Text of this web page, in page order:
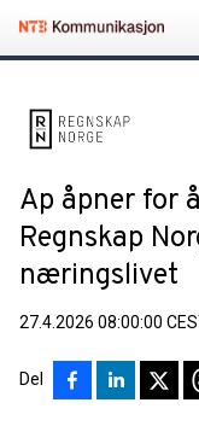
Ap åpner for
Regnskap
næringslivet
27.4.2026 08:00:00
Del